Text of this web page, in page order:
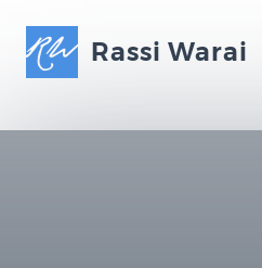
Rassi Warai